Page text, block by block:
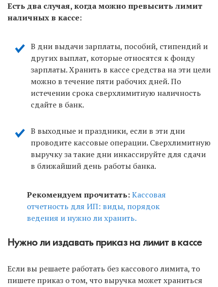
Есть два случая, когда можно превысить лимит
наличных в кассе:
В дни выдачи зарплаты, пособий, стипендий и
других выплат, которые относятся к фонду
зарплаты. Хранить в кассе средства на эти цели
можно в течение пяти рабочих дней. По
истечении срока сверхлимитную наличность
сдайте в банк.
В выходные и праздники, если в эти дни
проводите кассовые операции. Сверхлимитную
выручку за такие дни инкассируйте для сдачи
в ближайший день работы банка.
Рекомендуем прочитать:Кассовая
отчетность для ИП: виды, порядок
ведения и нужно ли хранить.
Нужно ли издавать приказ на лимит в кассе
Если вы решаете работать без кассового лимита, то
пишете приказ о том, что выручка может храниться